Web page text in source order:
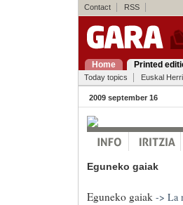
Contact RSS
Home Printed
Today topics Euskal
2009 september 16
Eguneko gaiak
Eguneko gaiak-> La